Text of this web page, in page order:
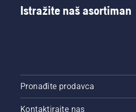
Istražite naš asortiman
Pronađite prodavca
Kontaktirajte nas